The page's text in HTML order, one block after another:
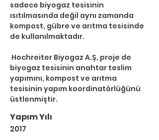
sadece biyogaz tesisinin
ısıtılmasında değil aynı zamanda
kompost, gübre ve arıtma tesisinde
de kullanılmaktadır.
biyogaz tesisinin anahtar teslim
yapımını, kompost ve arıtma
tesisinin yapım koordinatörlüğünü
üstlenmiştir.
Yapım Yılı
2017